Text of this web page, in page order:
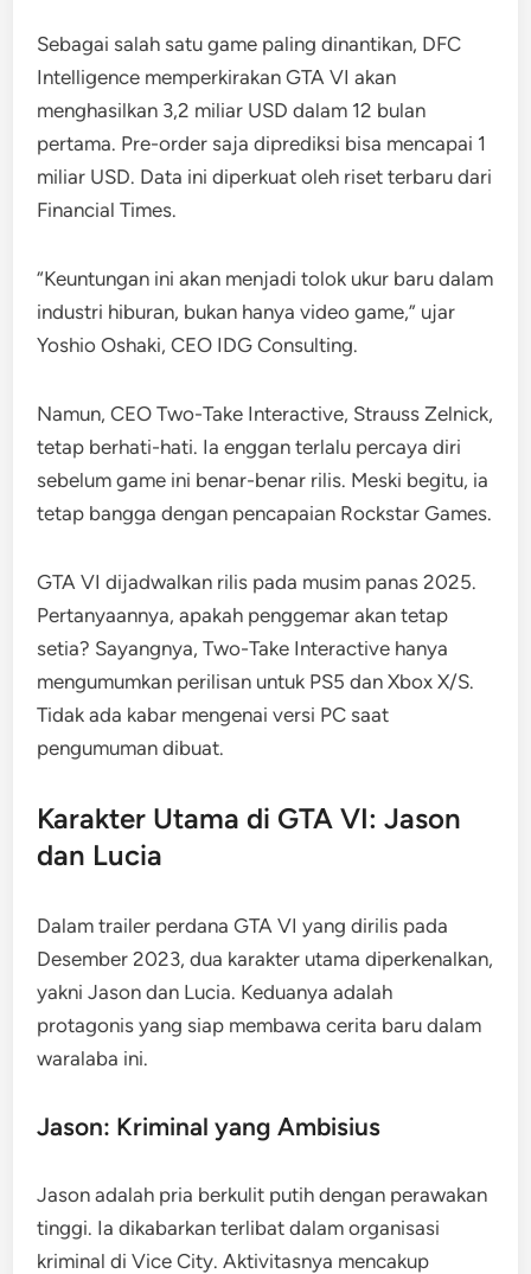
Sebagai salah satu game paling dinantikan, DFC
Intelligence memperkirakan GTA VI akan
menghasilkan 3,2 miliar USD dalam 12 bulan
pertama. Pre-order saja diprediksi bisa mencapai 1
miliar USD. Data ini diperkuat oleh riset terbaru dari
Financial Times.
“Keuntungan ini akan menjadi tolok ukur baru dalam
industri hiburan, bukan hanya video game,” ujar
Yoshio Oshaki, CEO IDG Consulting.
Namun, CEO Two-Take Interactive, Strauss Zelnick,
tetap berhati-hati. Ia enggan terlalu percaya diri
sebelum game ini benar-benar rilis. Meski begitu, ia
tetap bangga dengan pencapaian Rockstar Games.
GTA VI dijadwalkan rilis pada musim panas 2025.
Pertanyaannya, apakah penggemar akan tetap
setia? Sayangnya, Two-Take Interactive hanya
mengumumkan perilisan untuk PS5 dan Xbox X/S.
Tidak ada kabar mengenai versi PC saat
pengumuman dibuat.
Karakter Utama di GTA VI: Jason
dan Lucia
Dalam trailer perdana GTA VI yang dirilis pada
Desember 2023, dua karakter utama diperkenalkan,
yakni Jason dan Lucia. Keduanya adalah
protagonis yang siap membawa cerita baru dalam
waralaba ini.
Jason: Kriminal yang Ambisius
Jason adalah pria berkulit putih dengan perawakan
tinggi. Ia dikabarkan terlibat dalam organisasi
kriminal di Vice City. Aktivitasnya mencakup